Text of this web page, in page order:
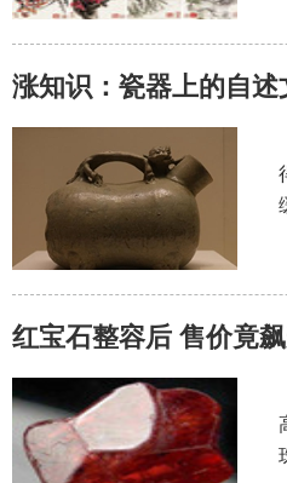
涨知识：瓷器上的自述
红宝石整容后 售价竟